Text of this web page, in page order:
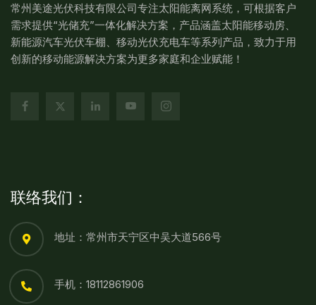
常州美途光伏科技有限公司专注太阳能离网系统，可根据客户
需求提供“光储充”一体化解决方案，产品涵盖太阳能移动房、
新能源汽车光伏车棚、移动光伏充电车等系列产品，致力于用
创新的移动能源解决方案为更多家庭和企业赋能！
联络我们：
地址：常州市天宁区中吴大道566号
手机：18112861906